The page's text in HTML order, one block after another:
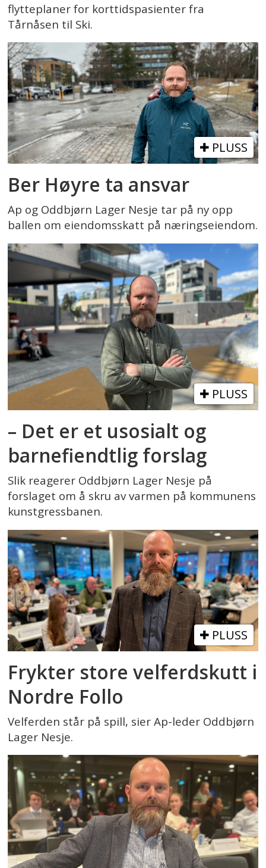
flytteplaner for korttidspasienter fra
Tårnåsen til Ski.
PLUSS
Ber Høyre ta ansvar
Ap og Oddbjørn Lager Nesje tar på ny opp
ballen om eiendomsskatt på næringseiendom.
PLUSS
– Det er et usosialt og
barnefiendtlig forslag
Slik reagerer Oddbjørn Lager Nesje på
forslaget om å skru av varmen på kommunens
kunstgressbanen.
PLUSS
Frykter store velferdskutt i
Nordre Follo
Velferden står på spill, sier Ap-leder Oddbjørn
Lager Nesje.